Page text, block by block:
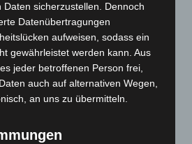
Langenhagen 2026:
Feuerwehr und Rettung
erleben
Langenhagen testet Aufnahme
per Videochat
sicherzustellen. Dennoch
Datenübertragungen
aufweisen, sodass ein
gewährleistet werden kann. Aus
jeder betroffenen Person frei,
auch auf alternativen Wegen,
an uns zu übermitteln.